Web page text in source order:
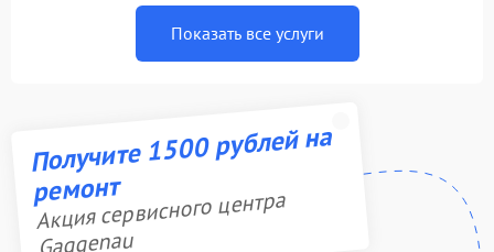
Показать все услуги
Получите 1500 рублей на
ремонт
Акция сервисного центра
Gaggenau